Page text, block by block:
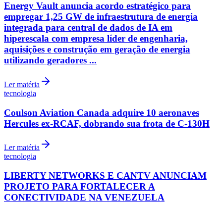
Internacional
Energy Vault anuncia acordo estratégico para
empregar 1,25 GW de infraestrutura de energia
integrada para central de dados de IA em
hiperescala com empresa líder de engenharia,
aquisições e construção em geração de energia
utilizando geradores ...
Ler matéria
tecnologia
Coulson Aviation Canada adquire 10 aeronaves
Hercules ex-RCAF, dobrando sua frota de C-130H
Ler matéria
tecnologia
LIBERTY NETWORKS E CANTV ANUNCIAM
PROJETO PARA FORTALECER A
CONECTIVIDADE NA VENEZUELA